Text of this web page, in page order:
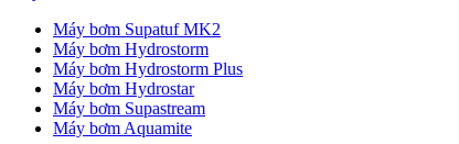
Máy bơm Supatuf MK2
Máy bơm Hydrostorm
Máy bơm Hydrostorm Plus
Máy bơm Hydrostar
Máy bơm Supastream
Máy bơm Aquamite